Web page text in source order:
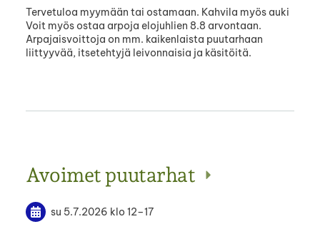
Tervetuloa myymään tai ostamaan. Kahvila myös auki
Voit myös ostaa arpoja elojuhlien 8.8 arvontaan.
Arpajaisvoittoja on mm. kaikenlaista puutarhaan
liittyyvää, itsetehtyjä leivonnaisia ja käsitöitä.
Avoimet puutarhat
su 5.7.2026 klo 12–17